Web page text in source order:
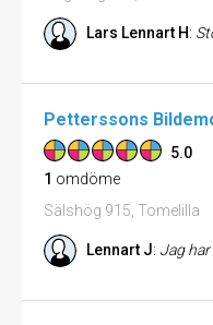
Lars Lennart H:
Petterssons
5.0
1 omdöme
Sälshög 915, Tomelilla
Lennart J: Jag har gjort 3